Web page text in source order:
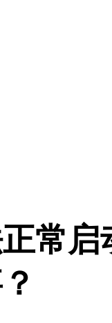
常启